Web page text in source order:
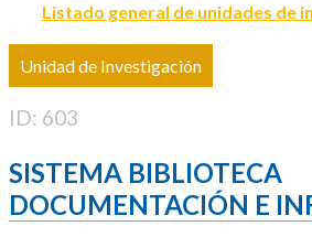
Listado general de unidades de
Unidad de Investigación
ID: 603
SISTEMA BIBLIOTECA
DOCUMENTACIÓN E